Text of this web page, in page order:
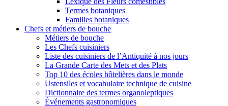
Termes botaniques
Familles botaniques
Chefs et métiers de bouche
Métiers de bouche
Les Chefs cuisiniers
Liste des cuisiniers de l’Antiquité à nos jours
La Grande Carte des Mets et des Plats
Top 10 des écoles hôtelières dans le monde
Ustensiles et vocabulaire technique de cuisine
Dictionnaire des termes organoleptiques
Événements gastronomiques